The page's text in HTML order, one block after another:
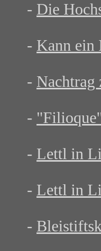
- Die
- Kann ein
-
-
- Lettl in
- Lettl in
-